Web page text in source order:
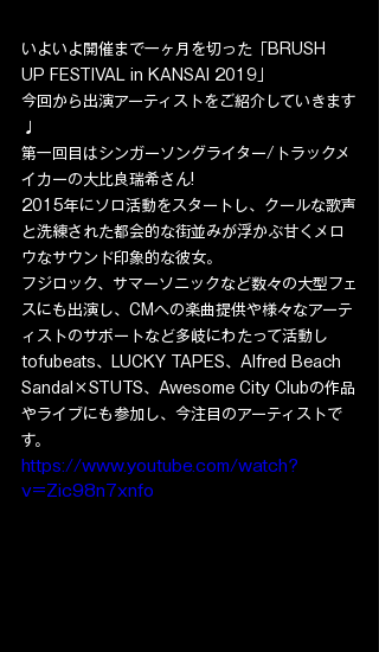
いよいよ開催まで一ヶ月を切った「BRUSH
UP FESTIVAL in KANSAI 2019」
今回から出演アーティストをご紹介していきます
♩
第一回目はシンガーソングライター/トラックメ
イカーの大比良瑞希さん!
2015年にソロ活動をスタートし、クールな歌声
と洗練された都会的な街並みが浮かぶ甘くメロ
ウなサウンド印象的な彼女。
フジロック、サマーソニックなど数々の大型フェ
スにも出演し、CMへの楽曲提供や様々なアーテ
ィストのサポートなど多岐にわたって活動し
tofubeats、LUCKY TAPES、Alfred Beach
Sandal×STUTS、Awesome City Clubの作品
やライブにも参加し、今注目のアーティストで
す。
https://www.youtube.com/watch?
v=Zic98n7xnfo